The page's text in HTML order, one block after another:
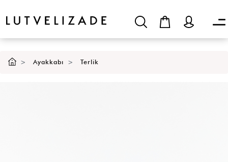
Ayakkabı Terlik